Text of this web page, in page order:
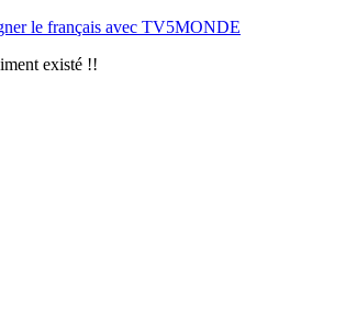
le français avec TV5MONDE
existé !!